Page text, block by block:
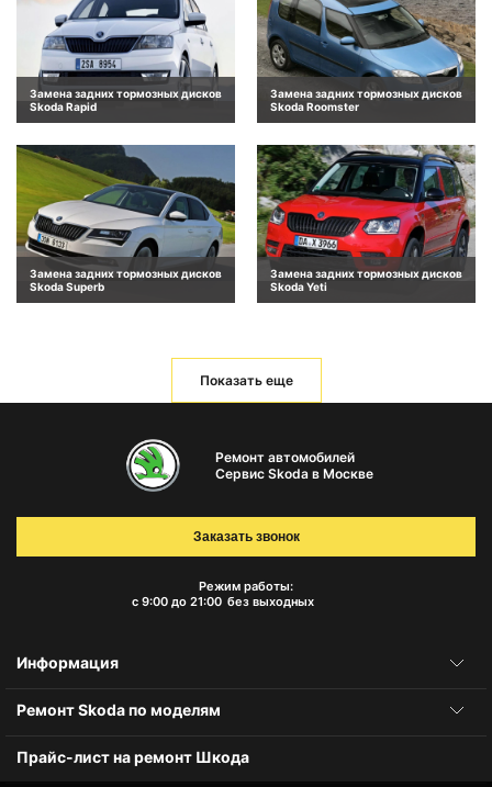
Замена задних тормозных дисков
Skoda Rapid
Замена задних тормозных дисков
Skoda Roomster
Замена задних тормозных дисков
Skoda Superb
Замена задних тормозных дисков
Skoda Yeti
Показать еще
Ремонт автомобилей
Сервис Skoda в Москве
Режим работы:
с 9:00 до 21:00 без выходных
Заказать звонок
Информация
Ремонт Skoda по моделям
Прайс-лист на ремонт Шкода